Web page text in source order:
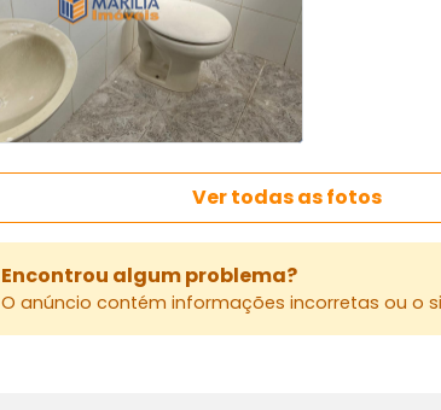
Ver todas as fotos
Encontrou algum problema?
O anúncio contém informações incorretas ou o